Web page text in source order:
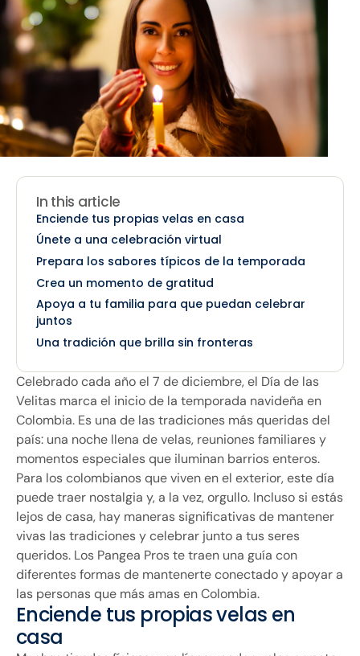
In this article
Enciende tus propias velas en casa
Únete a una celebración virtual
Prepara los sabores típicos de la temporada
Crea un momento de gratitud
Apoya a tu familia para que puedan celebrar
juntos
Una tradición que brilla sin fronteras
Celebrado cada año el 7 de diciembre, el Día de las
Velitas marca el inicio de la temporada navideña en
Colombia. Es una de las tradiciones más queridas del
país: una noche llena de velas, reuniones familiares y
momentos especiales que iluminan barrios enteros.
Para los colombianos que viven en el exterior, este día
puede traer nostalgia y, a la vez, orgullo. Incluso si estás
lejos de casa, hay maneras significativas de mantener
vivas las tradiciones y celebrar junto a tus seres
queridos. Los Pangea Pros te traen una guía con
diferentes formas de mantenerte conectado y apoyar a
las personas que más amas en Colombia.
Enciende tus propias velas en
casa